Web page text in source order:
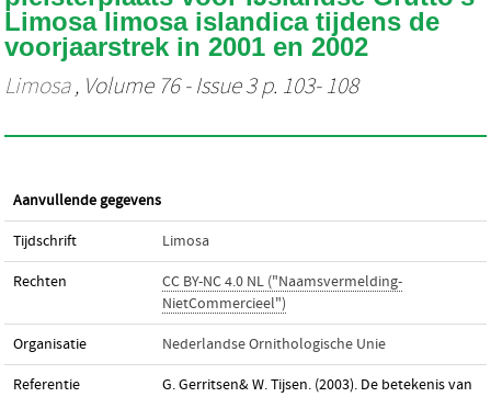
Limosa limosa islandica tijdens de
voorjaarstrek in 2001 en 2002
Limosa, Volume 76 - Issue 3 p. 103- 108
Aanvullende gegevens
Tijdschrift Limosa
Rechten
CC BY-NC 4.0 NL ("Naamsvermelding-
NietCommercieel")
Organisatie Nederlandse Ornithologische Unie
Referentie
G. Gerritsen& W. Tijsen. (2003). De betekenis van